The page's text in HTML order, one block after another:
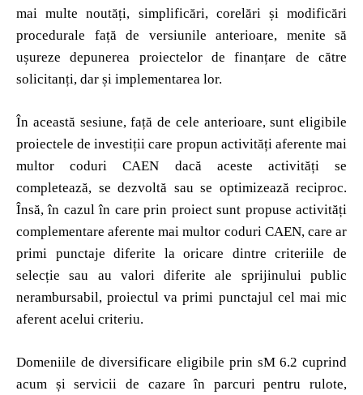
mai multe noutăți, simplificări, corelări și modificări
procedurale față de versiunile anterioare, menite să
ușureze depunerea proiectelor de finanțare de către
solicitanți, dar și implementarea lor.
În această sesiune, față de cele anterioare, sunt eligibile
proiectele de investiții care propun activități aferente mai
multor coduri CAEN dacă aceste activități se
completează, se dezvoltă sau se optimizează reciproc.
Însă, în cazul în care prin proiect sunt propuse activități
complementare aferente mai multor coduri CAEN, care ar
primi punctaje diferite la oricare dintre criteriile de
selecție sau au valori diferite ale sprijinului public
nerambursabil, proiectul va primi punctajul cel mai mic
aferent acelui criteriu.
Domeniile de diversificare eligibile prin sM 6.2 cuprind
acum și servicii de cazare în parcuri pentru rulote,